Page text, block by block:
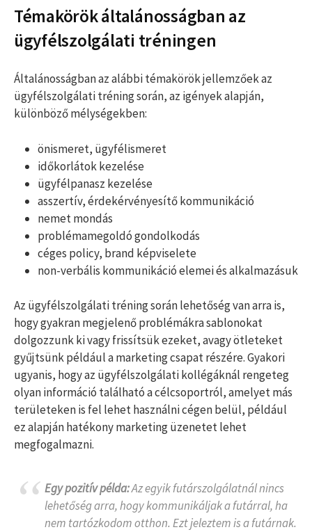
Témakörök általánosságban az
ügyfélszolgálati tréningen
Általánosságban az alábbi témakörök jellemzőek az
ügyfélszolgálati tréning során, az igények alapján,
különböző mélységekben:
önismeret, ügyfélismeret
időkorlátok kezelése
ügyfélpanasz kezelése
asszertív, érdekérvényesítő kommunikáció
nemet mondás
problémamegoldó gondolkodás
céges policy, brand képviselete
non-verbális kommunikáció elemei és alkalmazásuk
Az ügyfélszolgálati tréning során lehetőség van arra is,
hogy gyakran megjelenő problémákra sablonokat
dolgozzunk ki vagy frissítsük ezeket, avagy ötleteket
gyűjtsünk például a marketing csapat részére. Gyakori
ugyanis, hogy az ügyfélszolgálati kollégáknál rengeteg
olyan információ található a célcsoportról, amelyet más
területeken is fel lehet használni cégen belül, például
ez alapján hatékony marketing üzenetet lehet
megfogalmazni.
Egy pozitív példa:Az egyik futárszolgálatnál nincs
lehetőség arra, hogy kommunikáljak a futárral, ha
nem tartózkodom otthon. Ezt jeleztem is a futárnak.